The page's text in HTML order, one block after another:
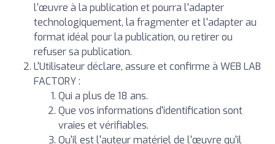
l'œuvre à la publication et pourra l'adapter
technologiquement, la fragmenter et l'adapter au
format idéal pour la publication, ou retirer ou
refuser sa publication.
L'Utilisateur déclare, assure et confirme à WEB LAB
FACTORY :
Qui a plus de 18 ans.
Que vos informations d'identification sont
vraies et vérifiables.
Qu'il est l'auteur matériel de l'œuvre qu'il